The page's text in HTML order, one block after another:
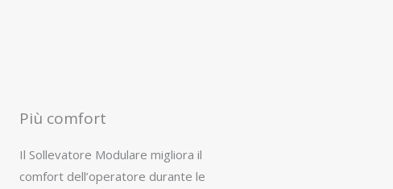
Più comfort
Il Sollevatore Modulare migliora il
comfort dell’operatore durante le